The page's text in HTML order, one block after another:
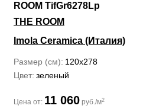
ROOM TifGr6278Lp
THE ROOM
Imola Ceramica (Италия)
Размер (см) 120x278
Цвет зеленый
Цена от: 11 060 руб./м2